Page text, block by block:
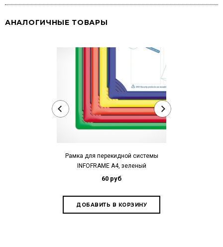
АНАЛОГИЧНЫЕ ТОВАРЫ
Рамка для перекидной системы
INFOFRAME A4, зеленый
60 руб